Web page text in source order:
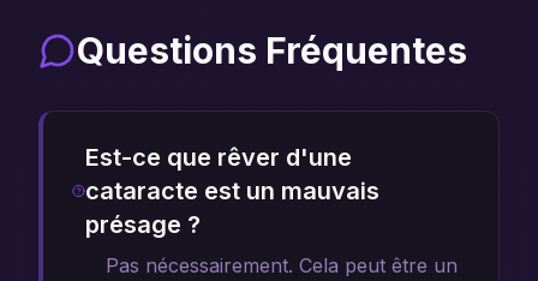
Questions Fréquentes
Est-ce que rêver d'une
cataracte est un mauvais
présage ?
Pas nécessairement. Cela peut être un